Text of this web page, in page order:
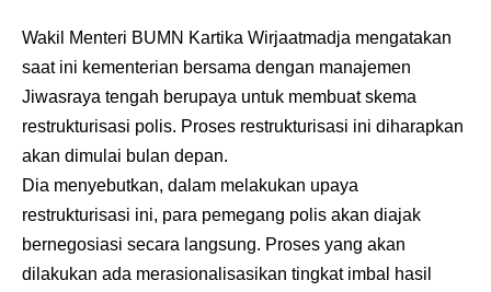
Wakil Menteri BUMN Kartika Wirjaatmadja mengatakan
saat ini kementerian bersama dengan manajemen
Jiwasraya tengah berupaya untuk membuat skema
restrukturisasi polis. Proses restrukturisasi ini diharapkan
akan dimulai bulan depan.
Dia menyebutkan, dalam melakukan upaya
restrukturisasi ini, para pemegang polis akan diajak
bernegosiasi secara langsung. Proses yang akan
dilakukan ada merasionalisasikan tingkat imbal hasil